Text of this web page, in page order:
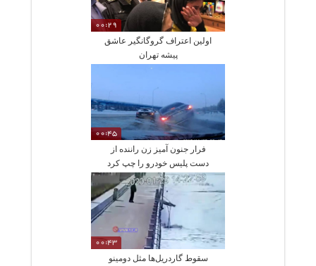
00:29
اولین اعتراف گروگانگیر عاشق
پیشه تهران
00:45
فرار جنون آمیز زن راننده از
دست پلیس خودرو را چپ کرد
00:43
سقوط گاردریل‌ها مثل دومینو